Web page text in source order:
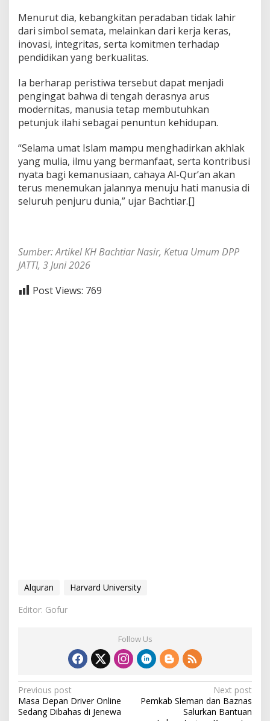
Menurut dia, kebangkitan peradaban tidak lahir
dari simbol semata, melainkan dari kerja keras,
inovasi, integritas, serta komitmen terhadap
pendidikan yang berkualitas.
Ia berharap peristiwa tersebut dapat menjadi
pengingat bahwa di tengah derasnya arus
modernitas, manusia tetap membutuhkan
petunjuk ilahi sebagai penuntun kehidupan.
“Selama umat Islam mampu menghadirkan akhlak
yang mulia, ilmu yang bermanfaat, serta kontribusi
nyata bagi kemanusiaan, cahaya Al-Qur’an akan
terus menemukan jalannya menuju hati manusia di
seluruh penjuru dunia,” ujar Bachtiar.[]
Sumber: Artikel KH Bachtiar Nasir, Ketua Umum DPP
JATTI, 3 Juni 2026
Post Views: 769
Alquran
Harvard University
Editor: Gofur
Follow Us
P
o
Previous post
Masa Depan Driver Online
Sedang Dibahas di Jenewa
Next post
Pemkab Sleman dan Baznas
Salurkan Bantuan